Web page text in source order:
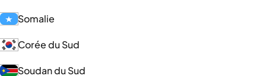
Somalie
Corée du Sud
Soudan du Sud